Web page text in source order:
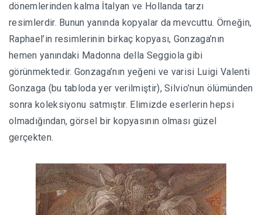
dönemlerinden kalma İtalyan ve Hollanda tarzı
resimlerdir. Bunun yanında kopyalar da mevcuttu. Örneğin,
Raphael’in resimlerinin birkaç kopyası, Gonzaga’nın
hemen yanındaki Madonna della Seggiola gibi
görünmektedir. Gonzaga’nın yeğeni ve varisi Luigi Valenti
Gonzaga (bu tabloda yer verilmiştir), Silvio’nun ölümünden
sonra koleksiyonu satmıştır. Elimizde eserlerin hepsi
olmadığından, görsel bir kopyasının olması güzel
gerçekten.